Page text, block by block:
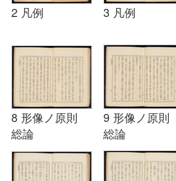
2 凡例 3 凡例
8 形像ノ原則
総論
9 形像ノ原
総論